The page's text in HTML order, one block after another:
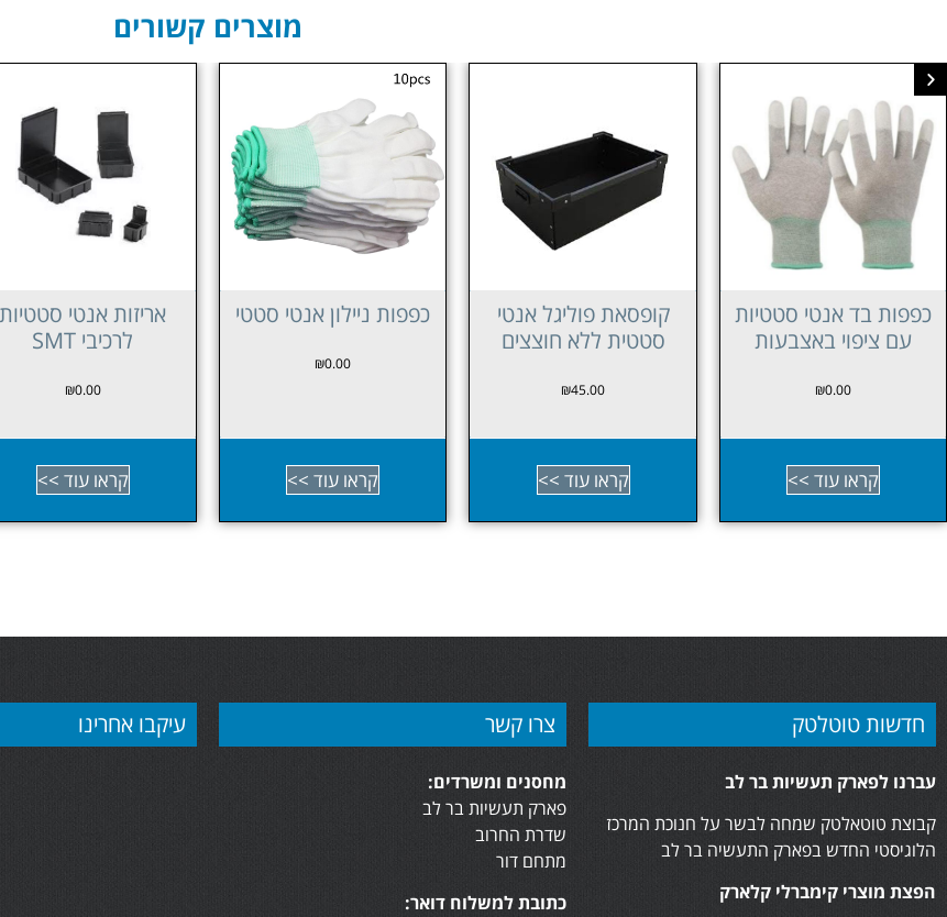
מוצרים קשורים
קופסאת פוליגל אנטי
סטטית ללא חוצצים
₪45.00
קראו עוד >>
כפפות ניילון אנטי סטטי
קראו עוד >>
אריזות אנטי סטטיות
קראו עוד >>
רב תא אנטי סטטית
קראו עוד >>
חדשות טוטלטק
עברנו לפארק תעשיות בר לב
קבוצת טוטאלטק שמחה לבשר על חנוכת המרכז
הלוגיסטי החדש בפארק התעשיה בר לב
הפצת מוצרי קימברלי קלארק
צרו קשר
מחסנים ומשרדים:
פארק תעשיות בר לב
שדרת החרוב
מתחם דור
כתובת למשלוח דואר:
עיקבו אחרינו